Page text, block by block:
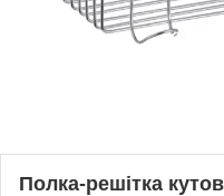
Полка-решітка